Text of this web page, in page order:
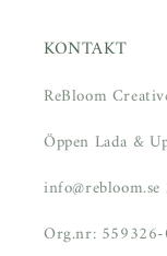
KONTAKT
ReBloom
Öppen Lada &
Org.nr: